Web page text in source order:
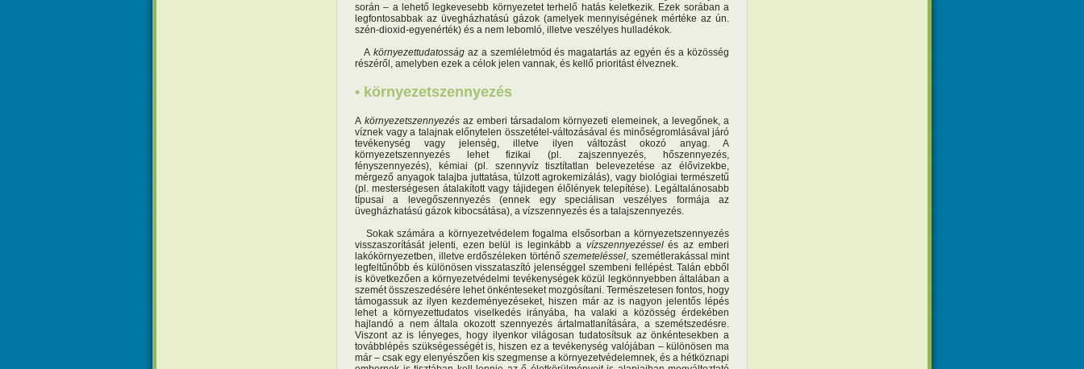
során – a lehető legkevesebb környezetet terhelő hatás keletkezik. Ezek sorában a
legfontosabbak az üvegházhatású gázok (amelyek mennyiségének mértéke az ún.
szén-dioxid-egyenérték) és a nem lebomló, illetve veszélyes hulladékok.
A környezettudatosságaz a szemléletmód és magatartás az egyén és a közösség
részéről, amelyben ezek a célok jelen vannak, és kellő prioritást élveznek.
• környezetszennyezés
A környezetszennyezés az emberi társadalom környezeti elemeinek, a levegőnek, a
víznek vagy a talajnak előnytelen összetétel-változásával és minőségromlásával járó
tevékenység vagy jelenség, illetve ilyen változást okozó anyag. A
környezetszennyezés lehet fizikai (pl. zajszennyezés, hőszennyezés,
fényszennyezés), kémiai (pl. szennyvíz tisztítatlan belevezetése az élővizekbe,
mérgező anyagok talajba juttatása, túlzott agrokemizálás), vagy biológiai természetű
(pl. mesterségesen átalakított vagy tájidegen élőlények telepítése). Legáltalánosabb
típusai a levegőszennyezés (ennek egy speciálisan veszélyes formája az
üvegházhatású gázok kibocsátása), a vízszennyezés és a talajszennyezés.
Sokak számára a környezetvédelem fogalma elsősorban a környezetszennyezés
visszaszorítását jelenti, ezen belül is leginkább a vízszennyezésselés az emberi
lakókörnyezetben, illetve erdőszéleken történő szemeteléssel, szemétlerakással mint
legfeltűnőbb és különösen visszataszító jelenséggel szembeni fellépést. Talán ebből
is következően a környezetvédelmi tevékenységek közül legkönnyebben általában a
szemét összeszedésére lehet önkénteseket mozgósítani. Természetesen fontos, hogy
támogassuk az ilyen kezdeményezéseket, hiszen már az is nagyon jelentős lépés
lehet a környezettudatos viselkedés irányába, ha valaki a közösség érdekében
hajlandó a nem általa okozott szennyezés ártalmatlanítására, a szemétszedésre.
Viszont az is lényeges, hogy ilyenkor világosan tudatosítsuk az önkéntesekben a
továbblépés szükségességét is, hiszen ez a tevékenység valójában – különösen ma
már – csak egy elenyészően kis szegmense a környezetvédelemnek, és a hétköznapi